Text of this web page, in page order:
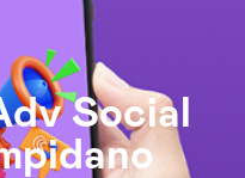
Social